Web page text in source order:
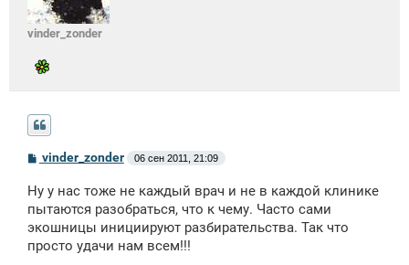
vinder_zonder
С
о
б
щ
н
и
е
vinder_zonder 06 сен 2011, 21:09
Ну у нас тоже не каждый врач и не в каждой клинике
пытаются разобраться, что к чему. Часто сами
экошницы инициируют разбирательства. Так что
просто удачи нам всем!!!